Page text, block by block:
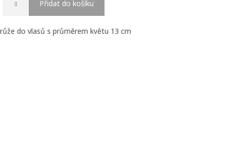
Přidat do košíku
do vlasů s průměrem květu 13 cm